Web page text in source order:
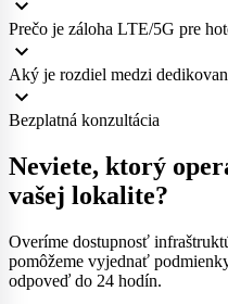
expand_more
Prečo je záloha LTE/5G pre
expand_more
Aký je rozdiel medzi
expand_more
Bezplatná konzultácia
Neviete, ktorý
vašej lokalite?
Overíme dostupnosť
pomôžeme vyjednať
odpoveď do 24 hodín.